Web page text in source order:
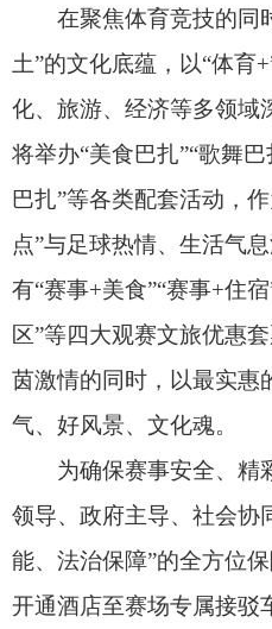
开通酒店至赛场专属接驳车辆
医疗服务点等“主场级”服务；
场4处，开通观赛专线5条；针
座位，提供轮椅租借服务；免
关、企事业单位内部厕所，让
到克州的热情与温暖。
记者现场提问。全媒